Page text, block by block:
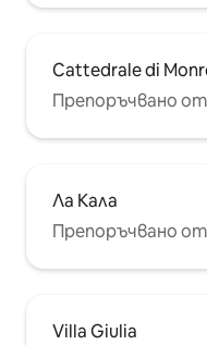
Cattedrale di
Препоръчвано
Ла Кала
Препоръчвано
Villa Giulia